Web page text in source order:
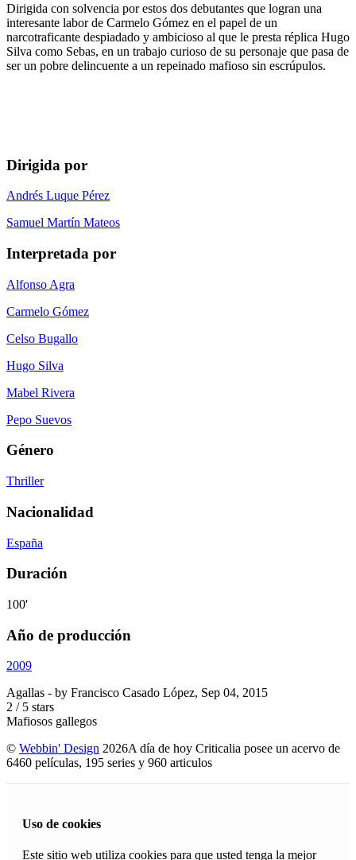
Dirigida con solvencia por estos dos debutantes que logran una
interesante labor de Carmelo Gómez en el papel de un
narcotraficante despiadado y ambicioso al que le presta réplica Hugo
Silva como Sebas, en un trabajo curioso de su personaje que pasa de
ser un pobre delincuente a un repeinado mafioso sin escrúpulos.
Dirigida por
Andrés Luque Pérez
Samuel Martín Mateos
Interpretada por
Alfonso Agra
Carmelo Gómez
Celso Bugallo
Hugo Silva
Mabel Rivera
Pepo Suevos
Género
Thriller
Nacionalidad
España
Duración
100'
Año de producción
2009
Agallas - by Francisco Casado López, Sep 04, 2015
2 / 5 stars
Mafiosos gallegos
© Webbin' Design 2026A día de hoy Criticalia posee un acervo de
6460 películas, 195 series y 960 articulos
Uso de cookies
Este sitio web utiliza cookies para que usted tenga la mejor